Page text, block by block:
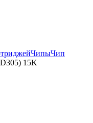
ЧипыЧип
15K